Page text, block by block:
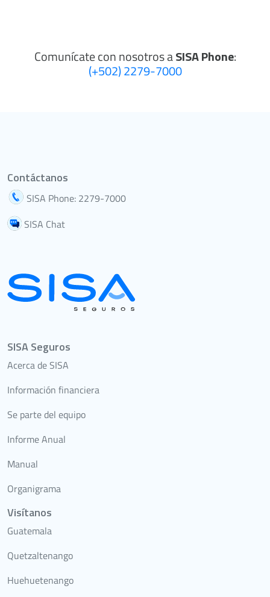
Comunícate con nosotros aSISA Phone:
(+502) 2279-7000
Contáctanos
SISA Phone: 2279-7000
SISA Chat
SISA Seguros
Acerca de SISA
Información financiera
Se parte del equipo
Informe Anual
Manual
Organigrama
Visítanos
Guatemala
Quetzaltenango
Huehuetenango